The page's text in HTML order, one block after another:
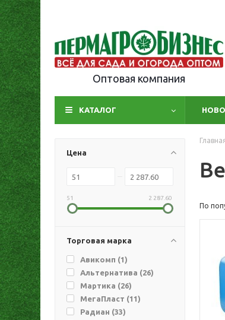
Оптовая компания
КАТАЛОГ
Цена
51 2 287.60
Торговая марка
Авикомп (1)
Альтернатива (26)
Мартика (26)
МегаПласт (11)
Радиан (33)
По